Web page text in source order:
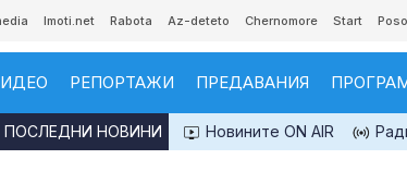
Imoti.net Rabota Az-deteto Chernomore Start
РЕПОРТАЖИ ПРЕДАВАНИЯ
Новините ON AIR
ПОСЛЕДНИ НОВИНИ